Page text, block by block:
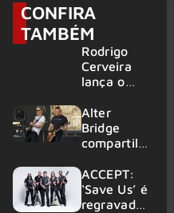
CONFIRA
TAMBÉM
Rodrigo
Cerveira
lança o
Searcher”
Alter
Bridge
compartilh
vivo de
“Fortress”
gravada
ACCEPT:
‘Save Us’ é
regravada